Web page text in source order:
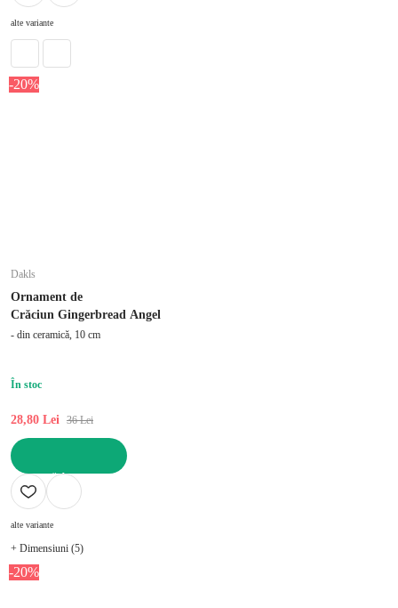
alte variante
-20%
Dakls
Ornament de
Crăciun Gingerbread Angel
- din ceramică, 10 cm
În stoc
28,80 Lei 36 Lei
ADAUGĂ ÎN COȘ
alte variante
+ Dimensiuni (5)
-20%